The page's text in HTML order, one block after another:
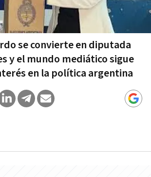
se convierte en diputada
y el mundo mediático sigue
en la política argentina